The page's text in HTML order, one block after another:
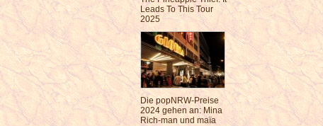
Leads To This Tour
2025
Die popNRW-Preise
2024 gehen an: Mina
Rich-man und maïa